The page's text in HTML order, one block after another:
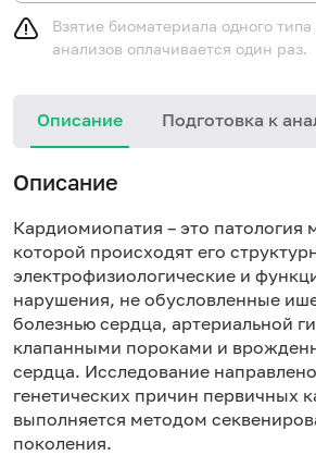
Взятие биоматериала одного
анализов оплачивается один раз.
Описание Подготовка к
Описание
Кардиомиопатия – это патология
которой происходят его
электрофизиологические и
нарушения, не обусловленные
болезнью сердца, артериальной
клапанными пороками и
сердца. Исследование
генетических причин первичных
выполняется методом
поколения.